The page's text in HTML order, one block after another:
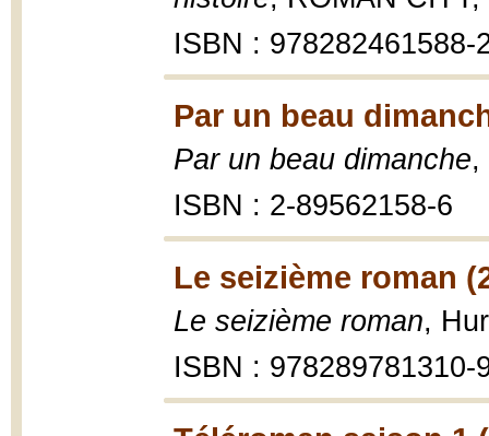
ISBN : 978282461588-
Par un beau
Par un beau dimanche,
ISBN : 2-89562158-6
Le seizième roman
Le seizième roman,
ISBN : 978289781310-